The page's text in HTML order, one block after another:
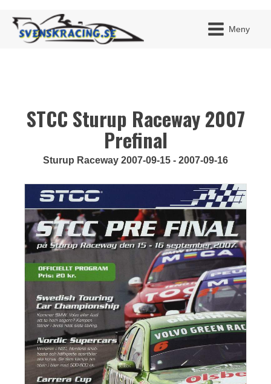
Meny
BLI
MITT
JAG
STCC Sturup Raceway 2007
Prefinal
Sturup Raceway 2007-09-15 - 2007-09-16